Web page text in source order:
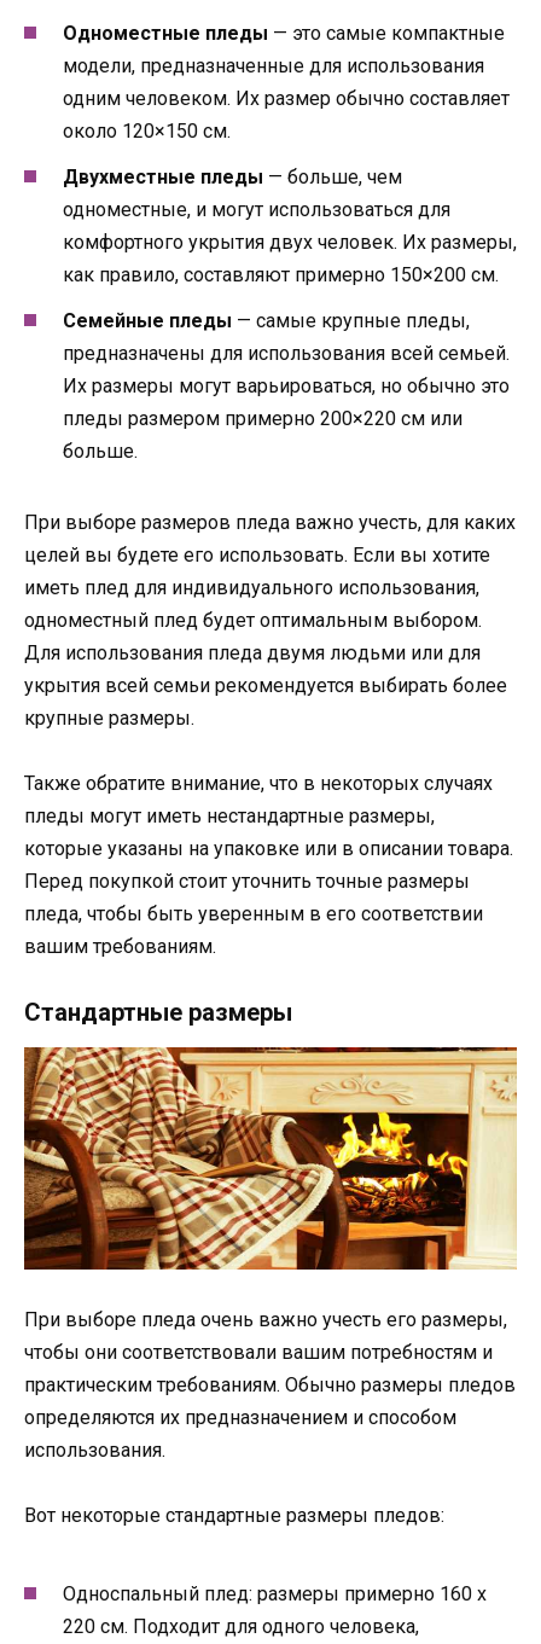
Одноместные пледы — это самые компактные
модели, предназначенные для использования
одним человеком. Их размер обычно составляет
около 120×150 см.
Двухместные пледы — больше, чем
одноместные, и могут использоваться для
комфортного укрытия двух человек. Их размеры,
как правило, составляют примерно 150×200 см.
Семейные пледы — самые крупные пледы,
предназначены для использования всей семьей.
Их размеры могут варьироваться, но обычно это
пледы размером примерно 200×220 см или
больше.
При выборе размеров пледа важно учесть, для каких
целей вы будете его использовать. Если вы хотите
иметь плед для индивидуального использования,
одноместный плед будет оптимальным выбором.
Для использования пледа двумя людьми или для
укрытия всей семьи рекомендуется выбирать более
крупные размеры.
Также обратите внимание, что в некоторых случаях
пледы могут иметь нестандартные размеры,
которые указаны на упаковке или в описании товара.
Перед покупкой стоит уточнить точные размеры
пледа, чтобы быть уверенным в его соответствии
вашим требованиям.
Стандартные размеры
При выборе пледа очень важно учесть его размеры,
чтобы они соответствовали вашим потребностям и
практическим требованиям. Обычно размеры пледов
определяются их предназначением и способом
использования.
Вот некоторые стандартные размеры пледов:
Односпальный плед: размеры примерно 160 х
220 см. Подходит для одного человека,